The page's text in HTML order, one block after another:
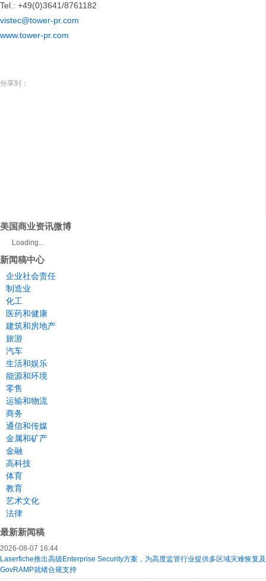
Tel.: +49(0)3641/8761182
vistec@tower-pr.com
www.tower-pr.com
分享到：
美国商业资讯微博
Loading...
新闻稿中心
企业社会责任
制造业
化工
医药和健康
建筑和房地产
旅游
汽车
生活和娱乐
能源和环境
零售
运输和物流
商务
通信和传媒
金属和矿产
金融
高科技
体育
教育
艺术文化
法律
最新新闻稿
2026-08-07 16:44
Laserfiche推出高级Enterprise Security方案，为高度监管行业提供多区域灾难恢复及
GovRAMP就绪合规支持